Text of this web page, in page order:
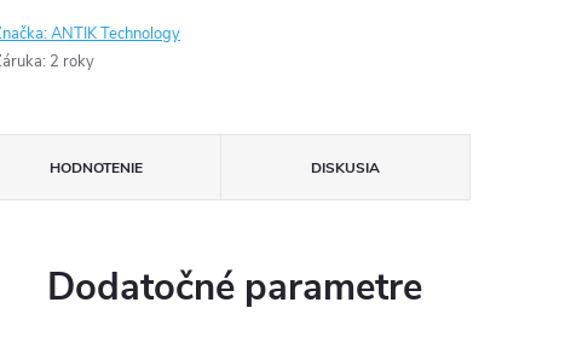
ANTIK Technology
: 2 roky
HODNOTENIE DISKUSIA
Dodatočné parametre